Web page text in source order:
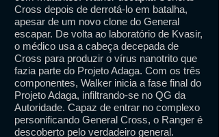
Cross depois de derrotá-lo em batalha,
apesar de um novo clone do General
escapar. De volta ao laboratório de Kvasir,
o médico usa a cabeça decepada de
Cross para produzir o vírus nanotrito que
fazia parte do Projeto Adaga. Com os três
componentes, Walker inicia a fase final do
Projeto Adaga, infiltrando-se no QG da
Autoridade. Capaz de entrar no complexo
personificando General Cross, o Ranger é
descoberto pelo verdadeiro general.